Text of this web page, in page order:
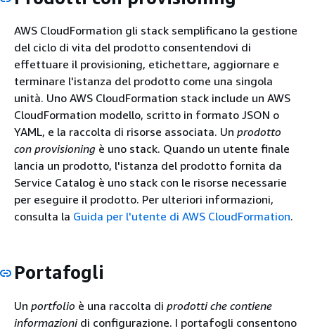
AWS CloudFormation gli stack semplificano la gestione
del ciclo di vita del prodotto consentendovi di
effettuare il provisioning, etichettare, aggiornare e
terminare l'istanza del prodotto come una singola
unità. Uno AWS CloudFormation stack include un AWS
CloudFormation modello, scritto in formato JSON o
YAML, e la raccolta di risorse associata. Un prodotto
con provisioning è uno stack. Quando un utente finale
lancia un prodotto, l'istanza del prodotto fornita da
Service Catalog è uno stack con le risorse necessarie
per eseguire il prodotto. Per ulteriori informazioni,
consulta la Guida per l'utente di AWS CloudFormation.
Portafogli
Un portfolio è una raccolta di prodotti che contiene
informazionidi configurazione. I portafogli consentono